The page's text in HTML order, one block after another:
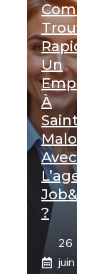
Trouver
Un
Emploi
À
Saint-
Malo
Avec
L’agence
Job&Box
?
26
juin